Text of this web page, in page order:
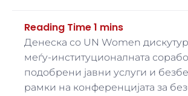
Денеска со UN Women
меѓу-институционалната
подобрени јавни услуги и
рамки на конференцијата за